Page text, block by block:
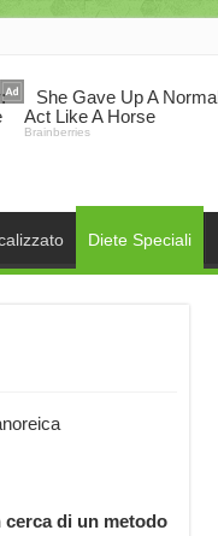
Diete Speciali
cerca di un metodo